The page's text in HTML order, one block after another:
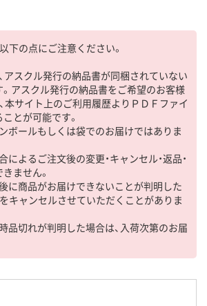
下の点にご注意ください。
アスクル発行の納品書が同梱されていない
アスクル発行の納品書をご希望のお客様
本サイト上のご利用履歴よりＰＤＦファイ
とが可能です。
ボールもしくは袋でのお届けではありま
によるご注文後の変更・キャンセル・返品・
ません。
に商品がお届けできないことが判明した
キャンセルさせていただくことがありま
品切れが判明した場合は、入荷次第のお届